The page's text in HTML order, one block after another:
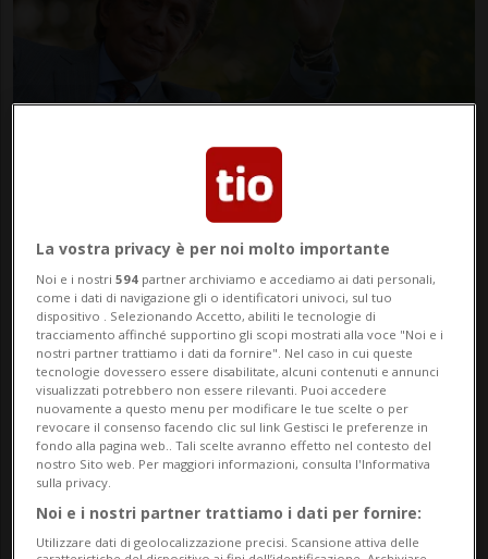
Lutto anche a Hollywood per
Valentino
ITALIA
La vostra privacy è per noi molto importante
Noi e i nostri594 partner archiviamo e accediamo ai dati personali,
come i dati di navigazione gli o identificatori univoci, sul tuo
dispositivo . Selezionando Accetto, abiliti le tecnologie di
tracciamento affinché supportino gli scopi mostrati alla voce "Noi e i
nostri partner trattiamo i dati da fornire". Nel caso in cui queste
tecnologie dovessero essere disabilitate, alcuni contenuti e annunci
visualizzati potrebbero non essere rilevanti. Puoi accedere
nuovamente a questo menu per modificare le tue scelte o per
revocare il consenso facendo clic sul link Gestisci le preferenze in
fondo alla pagina web.. Tali scelte avranno effetto nel contesto del
nostro Sito web. Per maggiori informazioni, consulta l'Informativa
sulla privacy.
Noi e i nostri partner trattiamo i dati per fornire:
Utilizzare dati di geolocalizzazione precisi. Scansione attiva delle